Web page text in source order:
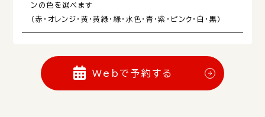
ンの色を選べます
（赤・オレンジ・黄・黄緑・緑・水色・青・紫・ピンク・白・黒）
Webで予約する